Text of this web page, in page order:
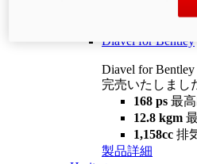
装
Diavel for Bentley
Diavel for Bentley
完売いたしまし
168 ps 最
12.8 kgm
1,158cc 排
製品詳細